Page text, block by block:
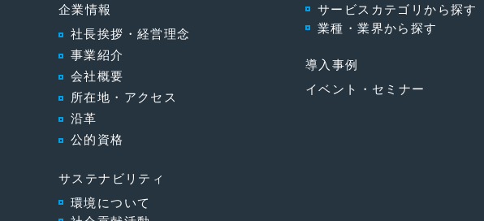
企業情報
社長挨拶・経営理念
事業紹介
会社概要
所在地・アクセス
沿革
公的資格
サステナビリティ
環境について
サービスカテゴリから探す
業種・業界から探す
導入事例
イベント・セミナー